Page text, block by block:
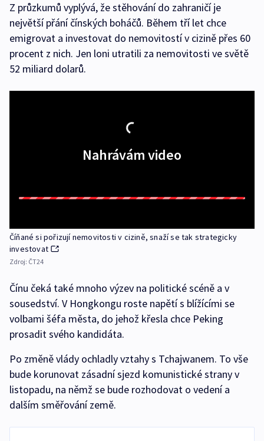
Z průzkumů vyplývá, že stěhování do zahraničí je
největší přání čínských boháčů. Během tří let chce
emigrovat a investovat do nemovitostí v cizině přes 60
procent z nich. Jen loni utratili za nemovitosti ve světě
52 miliard dolarů.
Nahrávám video
Číňané si pořizují nemovitosti v cizině, snaží se tak strategicky
investovat
Zdroj: ČT24
Čínu čeká také mnoho výzev na politické scéně a v
sousedství. V Hongkongu roste napětí s blížícími se
volbami šéfa města, do jehož křesla chce Peking
prosadit svého kandidáta.
Po změně vlády ochladly vztahy s Tchajwanem. To vše
bude korunovat zásadní sjezd komunistické strany v
listopadu, na němž se bude rozhodovat o vedení a
dalším směřování země.